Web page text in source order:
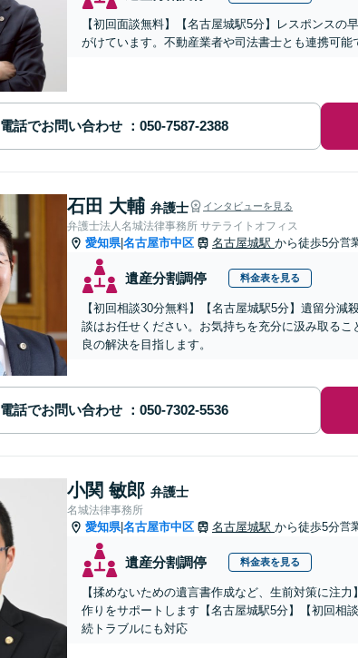
【初回面談無料】【名古屋城駅5分】レスポンス
がけています。不動産業者や司法書士とも連携可能
電話でお問い合わせ
石田 大輔 弁護士 インタビューを見る
弁護士法人名城法律事務所 サテライトオフィス
愛知県|名古屋市中区 名古屋城駅 から徒歩5分営
遺産分割調停 料金表を見る
【初回相談30分無料】【名古屋城駅5分】遺留分
談はお任せください。お気持ちを充分に汲み取る
良の解決を目指します。
電話でお問い合わせ
小関 敏郎 弁護士
名城法律事務所
愛知県|名古屋市中区 名古屋城駅 から徒歩5分営
遺産分割調停 料金表を見る
【揉めないための遺言書作成など、生前対策に注
作りをサポートします【名古屋城駅5分】【初回相
続トラブルにも対応